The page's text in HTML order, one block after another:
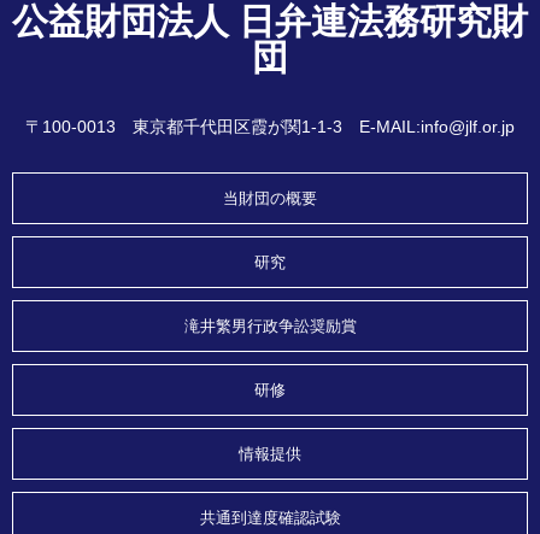
公益財団法人 日弁連法務研究財
団
〒100-0013 東京都千代田区霞が関1-1-3 E-MAIL:info@jlf.or.jp
当財団の概要
研究
滝井繁男行政争訟奨励賞
研修
情報提供
共通到達度確認試験